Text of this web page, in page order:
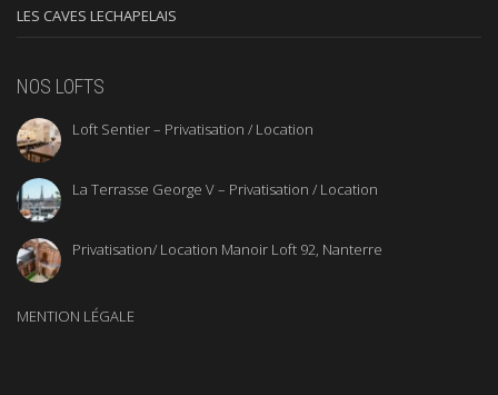
LES CAVES LECHAPELAIS
NOS LOFTS
Loft Sentier – Privatisation / Location
La Terrasse George V – Privatisation / Location
Privatisation/ Location Manoir Loft 92, Nanterre
MENTION LÉGALE